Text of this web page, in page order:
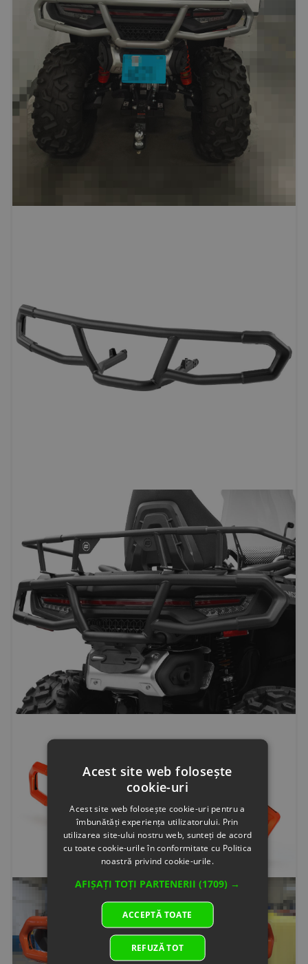
Acest site web folosește
cookie-uri
Acest site web folosește cookie-uri pentru a
îmbunătăți experiența utilizatorului. Prin
utilizarea site-ului nostru web, sunteți de acord
cu toate cookie-urile în conformitate cu Politica
noastră privind cookie-urile.
AFIȘAȚI TOȚI PARTENERII (1709) →
ACCEPTĂ TOATE
REFUZĂ TOT